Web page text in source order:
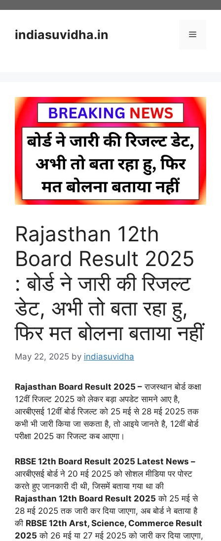
contentindiasuvidha.in Menu
Rajasthan 12th
Board Result 2025
: बोर्ड ने जारी की रिजल्ट
डेट, अभी तो बता रहा हु,
फिर मत बोलना बताया नहीं
May 22, 2025 by indiasuvidha
Rajasthan Board Result 2025 – राजस्थान बोर्ड कक्षा
12वीं रिजल्ट 2025 को लेकर बड़ा अपडेट सामने आए है,
आरबीएसई 12वीं बोर्ड रिजल्ट को 25 मई से 28 मई 2025 तक
कभी भी जारी किया जा सकता है, तो आइये जानते है, 12वीं बोर्ड
परीक्षा 2025 का रिजल्ट कब आएगा।
RBSE 12th Board Result 2025 Latest News –
आरबीएसई बोर्ड ने 20 मई 2025 को सोशल मीडिया पर पोस्ट
करते हुए जानकारी दी थी, जिसमें बताया गया था की
Rajasthan 12th Board Result 2025 को 25 मई से
28 मई 2025 तक जारी कर दिया जाएगा, अब बोर्ड ने बताया है
की RBSE 12th Arst, Science, Commerce Result
2025 को 26 मई या 27 मई 2025 को जारी कर दिया जाएगा,